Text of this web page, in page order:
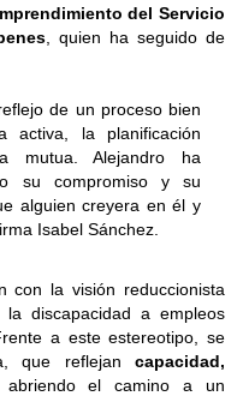
del Servicio
, quien ha seguido de
de un proceso bien
activa, la planificación
mutua. Alejandro ha
su compromiso y su
alguien creyera en él y
Isabel Sánchez.
con la visión reduccionista
discapacidad a empleos
a este estereotipo, se
que reflejan capacidad,
, abriendo el camino a un